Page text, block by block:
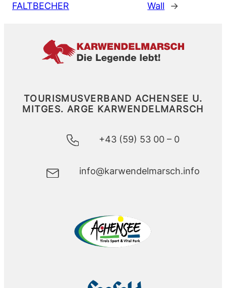
FALTBECHER
Wall
→
TOURISMUSVERBAND ACHENSEE U.
MITGES. ARGE KARWENDELMARSCH
+43 (59) 53 00 – 0
info@karwendelmarsch.info